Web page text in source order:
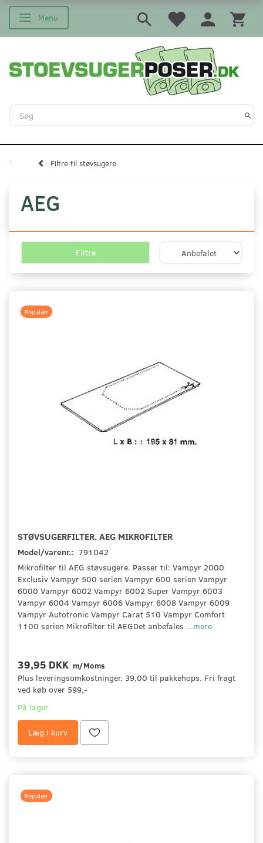
Skifte navigation
Menu
Filtre til støvsugere
AEG
Filtre
Populær
STØVSUGERFILTER. AEG MIKROFILTER
Model/varenr.: 791042
Mikrofilter til AEG støvsugere. Passer til: Vampyr 2000
Exclusiv Vampyr 500 serien Vampyr 600 serien Vampyr
6000 Vampyr 6002 Vampyr 6002 Super Vampyr 6003
Vampyr 6004 Vampyr 6006 Vampyr 6008 Vampyr 6009
Vampyr Autotronic Vampyr Carat 510 Vampyr Comfort
1100 serien Mikrofilter til AEGDet anbefales ...mere
39,95 DKK m/Moms
Plus leveringsomkostninger. 39,00 til pakkehops. Fri fragt
ved køb over 599,-
På lager
Læg i kurv
Populær